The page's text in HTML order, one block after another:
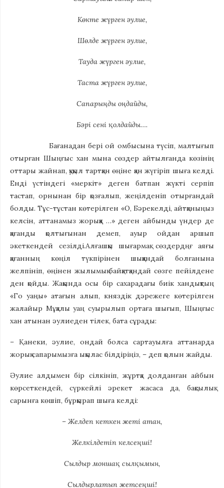
Көкте жүрген әулие,
Шөлде жүрген әулие,
Тауда жүрген әулие,
Таста жүрген әулие,
Сапарыңды оңдайды,
Бәрі сені қолдайды….
Бағанадан бері ой омбысына түсіп, малтығып
отырған Шыңғыс хан мына сөздер айтылғанда көзінің
оттары жайнап, қуқыл тартқан өңіне қан жүгіріп шыға келді.
Енді үстіндегі «меркіт» деген батпан жүкті серпіп
тастап, орнынан бір қозғалып, жеңілденіп отырғандай
болды. Тұс-тұстан көтерілген «О, Бәрекелді, айтқаныңыз
келсін, аттанамыз жорыққа …» деген айбынды үндер де
қағанды қолтығынан демеп, ауыр ойдан аршып
әкеткендей сезілді.Алғашқы шығармақ сөздердңғ аяғы
қағанның көңіл түкпірінен шыққандай болғанына
желпініп, өңінен жылымық байқатқандай сөзге пейілдене
ден қойды. Жақында осы бір сахарадағы биік хандықтың
«Го уаңы» атағын алып, княздік дәрежеге көтерілген
жалайыр Мұқалы уаң суырылып ортаға шығып, Шыңғыс
хан атынан әулиеден тілек, бата сұрады:
– Қанеки, әулие, ондай болса сартауылға аттанарда
жорық сапарымызға ықылас білдіріңіз, – деп қолын жайды.
Әулие алдымен бір сілкініп, жұртқа долданған айбын
көрсеткендей, сүркейлі әрекет жасаса да, бақсылық
сарынға көшіп, бұрқырап шыға келді:
– Желдеп кеткен жеті атан,
Желкілдетіп келсеңші!
Сылдыр моншақ сылқымын,
Сылдырлатып жетсеңші!